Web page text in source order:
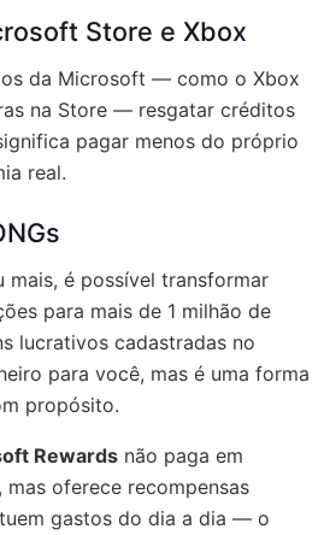
Store e Xbox
da Microsoft — como o Xbox
na Store — resgatar créditos
pagar menos do próprio
real.
mais, é possível transformar
para mais de 1 milhão de
lucrativos cadastradas no
para você, mas é uma forma
propósito.
Rewards não paga em
oferece recompensas
gastos do dia a dia — o